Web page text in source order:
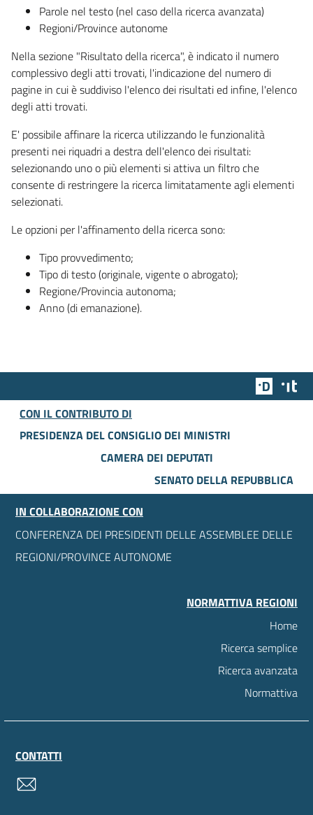
Parole nel testo (nel caso della ricerca avanzata)
Regioni/Province autonome
Nella sezione "Risultato della ricerca", è indicato il numero
complessivo degli atti trovati, l'indicazione del numero di
pagine in cui è suddiviso l'elenco dei risultati ed infine, l'elenco
degli atti trovati.
E' possibile affinare la ricerca utilizzando le funzionalità
presenti nei riquadri a destra dell'elenco dei risultati:
selezionando uno o più elementi si attiva un filtro che
consente di restringere la ricerca limitatamente agli elementi
selezionati.
Le opzioni per l'affinamento della ricerca sono:
Tipo provvedimento;
Tipo di testo (originale, vigente o abrogato);
Regione/Provincia autonoma;
Anno (di emanazione).
Team
CON IL CONTRIBUTO DI
PRESIDENZA DEL CONSIGLIO DEI MINISTRI
CAMERA DEI DEPUTATI
SENATO DELLA REPUBBLICA
IN COLLABORAZIONE CON
CONFERENZA DEI PRESIDENTI DELLE ASSEMBLEE DELLE
REGIONI/PROVINCE AUTONOME
NORMATTIVA REGIONI
Home
Ricerca semplice
Ricerca avanzata
Normattiva
CONTATTI